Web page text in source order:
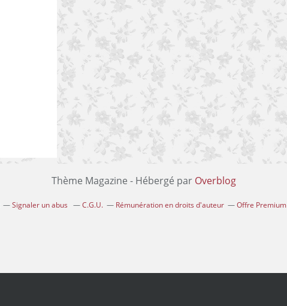
Thème Magazine - Hébergé par Overblog
Signaler un abus C.G.U. Rémunération en droits d'auteur Offre Premium